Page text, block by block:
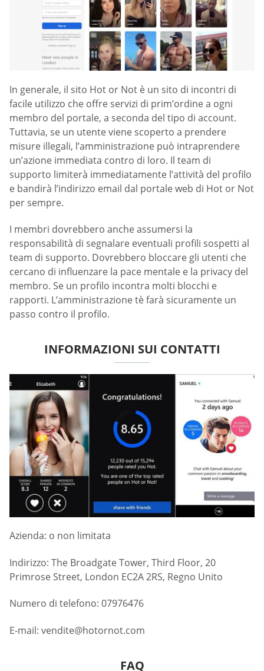
In generale, il sito Hot or Not è un sito di incontri di
facile utilizzo che offre servizi di prim’ordine a ogni
membro del portale, a seconda del tipo di account.
Tuttavia, se un utente viene scoperto a prendere
misure illegali, l’amministrazione può intraprendere
un’azione immediata contro di loro. Il team di
supporto limiterà immediatamente l’attività del profilo
e bandirà l’indirizzo email dal portale web di Hot or Not
per sempre.
I membri dovrebbero anche assumersi la
responsabilità di segnalare eventuali profili sospetti al
team di supporto. Dovrebbero bloccare gli utenti che
cercano di influenzare la pace mentale e la privacy del
membro. Se un profilo incontra molti blocchi e
rapporti. L’amministrazione tè farà sicuramente un
passo contro il profilo.
INFORMAZIONI SUI CONTATTI
Azienda: o non limitata
Indirizzo: The Broadgate Tower, Third Floor, 20
Primrose Street, London EC2A 2RS, Regno Unito
Numero di telefono: 07976476
E-mail: vendite@hotornot.com
FAQ